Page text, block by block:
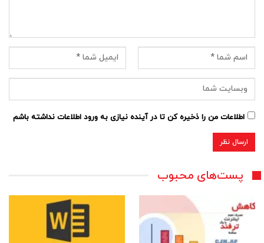
اطلاعات من را ذخیره کن تا در آینده نیازی به ورود اطلاعات نداشته باشم
پست‌های محبوب